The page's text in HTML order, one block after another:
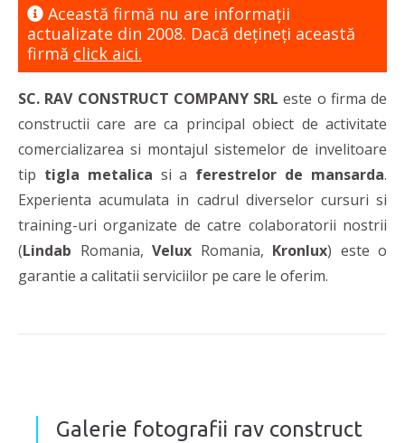
Această firmă nu are informaţii
actualizate din 2008. Dacă dețineți această
firmă click aici.
SC. RAV CONSTRUCT COMPANY SRL este o firma de
constructii care are ca principal obiect de activitate
comercializarea si montajul sistemelor de invelitoare
tip tigla metalica si a ferestrelor de mansarda.
Experienta acumulata in cadrul diverselor cursuri si
training-uri organizate de catre colaboratorii nostrii
(Lindab Romania, Velux Romania, Kronlux) este o
garantie a calitatii serviciilor pe care le oferim.
Galerie fotografii rav construct